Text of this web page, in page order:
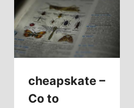
cheapskate –
Co to